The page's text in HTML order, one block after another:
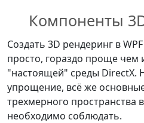
Компоненты
Создать 3D рендеринг в
просто, гораздо проще чем
"настоящей" среды DirectX.
упрощение, всё же
трехмерного пространства
необходимо соблюдать.